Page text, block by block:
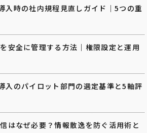
時の社内規程見直しガイド｜5つの重
安全に管理する方法｜権限設定と運用
のパイロット部門の選定基準と5軸評
はなぜ必要？情報散逸を防ぐ活用術と